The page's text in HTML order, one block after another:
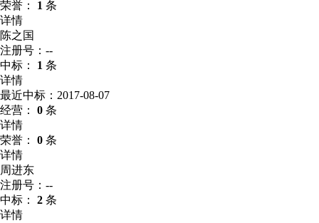
荣誉： 1 条
详情
陈之国
注册号：--
中标： 1 条
详情
最近中标：2017-08-07
经营： 0 条
详情
荣誉： 0 条
详情
周进东
注册号：--
中标： 2 条
详情